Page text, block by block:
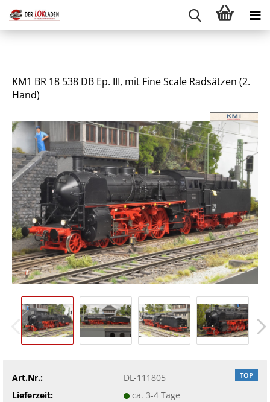
KM1 BR 18 538 DB Ep. III, mit Fine Scale Radsätzen (2.
Hand)
TOP
Art.Nr.:
DL-111805
Lieferzeit:
ca. 3-4 Tage